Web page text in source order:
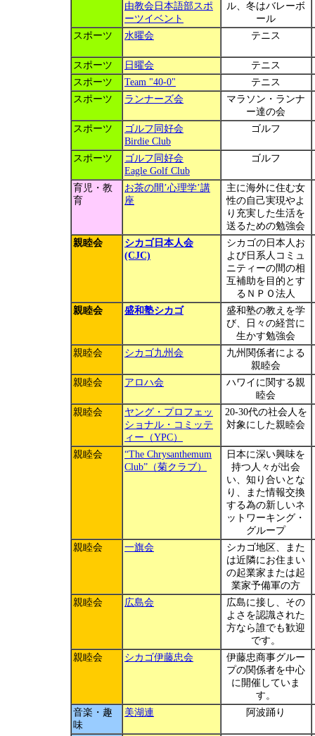
由教会日本語部スポ
ーツイベント
ル、冬はバレーボ
ール
スポーツ
水曜会 テニス
スポーツ 日曜会
テニス
スポーツ
Team "40-0"
テニス
スポーツ
ランナーズ会
マラソン・ランナ
ー達の会
スポーツ
ゴルフ同好会
Birdie Club
ゴルフ
スポーツ
ゴルフ同好会
Eagle Golf Club
ゴルフ
育児・教
育
お茶の間’心理学’講
座
主に海外に住む女
性の自己実現やよ
り充実した生活を
送るための勉強会
親睦会
シカゴ日本人会
(CJC)
シカゴの日本人お
よび日系人コミュ
ニティーの間の相
互補助を目的とす
るＮＰＯ法人
親睦会
盛和塾シカゴ
盛和塾の教えを学
び、日々の経営に
生かす勉強会
親睦会
シカゴ九州会
九州関係者による
親睦会
親睦会
アロハ会
ハワイに関する親
睦会
親睦会
ヤング・プロフェッ
ショナル・コミッテ
ィー（YPC）
20-30代の社会人を
対象にした親睦会
親睦会
“The Chrysanthemum
Club”（菊クラブ）
日本に深い興味を
持つ人々が出会
い、知り合いとな
り、また情報交換
する為の新しいネ
ットワーキング・
グループ
親睦会
一旗会
シカゴ地区、また
は近隣にお住まい
の起業家または起
業家予備軍の方
親睦会
広島会
広島に接し、その
よさを認識された
方なら誰でも歓迎
です。
親睦会
シカゴ伊藤忠会
伊藤忠商事グルー
プの関係者を中心
に開催していま
す。
音楽・趣
味
美湖連 阿波踊り